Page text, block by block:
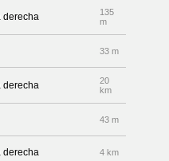
derecha
135
m
33 m
derecha
20
km
43 m
derecha 4 km